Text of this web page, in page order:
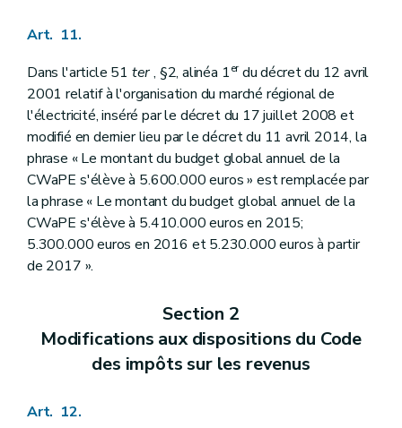
Art. 11.
Dans l'article 51 ter, §2, alinéa 1erdu décret du 12 avril
2001 relatif à l'organisation du marché régional de
l'électricité, inséré par le décret du 17 juillet 2008 et
modifié en dernier lieu par le décret du 11 avril 2014, la
phrase « Le montant du budget global annuel de la
CWaPE s'élève à 5.600.000 euros » est remplacée par
la phrase « Le montant du budget global annuel de la
CWaPE s'élève à 5.410.000 euros en 2015;
5.300.000 euros en 2016 et 5.230.000 euros à partir
de 2017 ».
Section 2
Modifications aux dispositions du Code
des impôts sur les revenus
Art. 12.